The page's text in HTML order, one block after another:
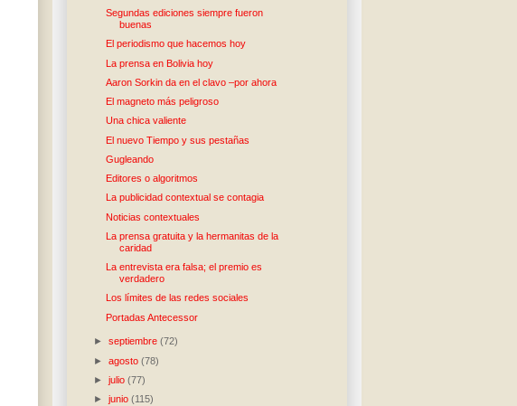
Segundas ediciones siempre fueron
buenas
El periodismo que hacemos hoy
La prensa en Bolivia hoy
Aaron Sorkin da en el clavo –por ahora
El magneto más peligroso
Una chica valiente
El nuevo Tiempo y sus pestañas
Gugleando
Editores o algoritmos
La publicidad contextual se contagia
Noticias contextuales
La prensa gratuita y la hermanitas de la
caridad
La entrevista era falsa; el premio es
verdadero
Los límites de las redes sociales
Portadas Antecessor
►septiembre(72)
►agosto(78)
►julio(77)
►junio(115)